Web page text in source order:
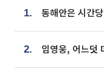
1.
2.